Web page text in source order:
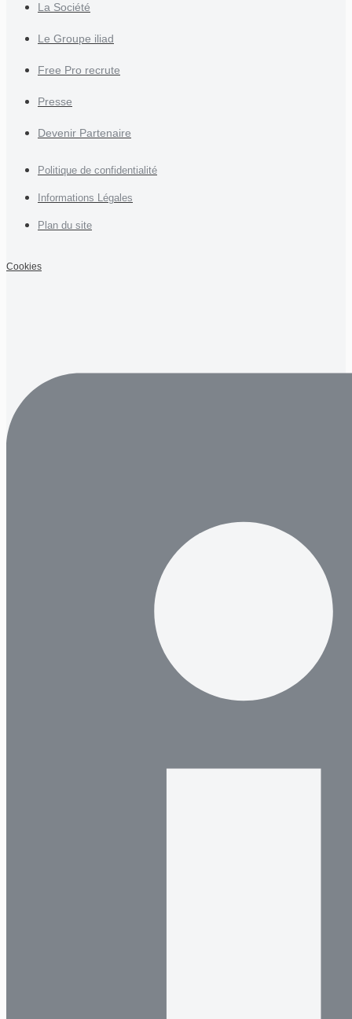
La Société
Le Groupe iliad
Free Pro recrute
Presse
Devenir Partenaire
Politique de confidentialité
Informations Légales
Plan du site
Cookies